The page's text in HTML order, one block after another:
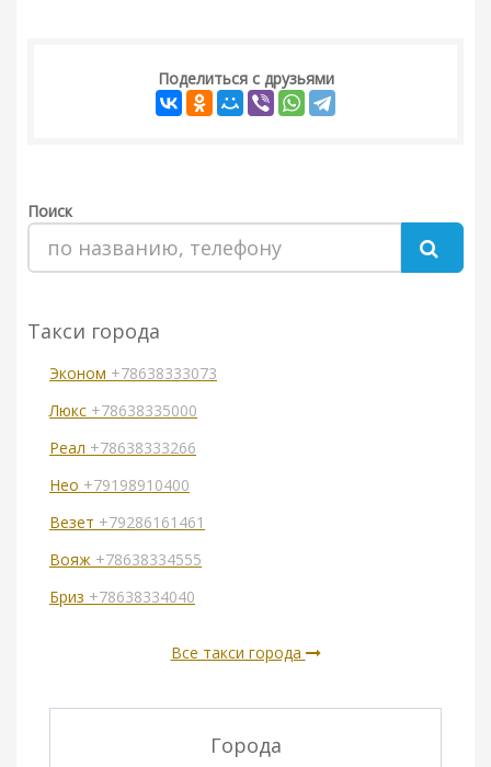
Поделиться с друзьями
Поиск
Такси города
Эконом +78638333073
Люкс +78638335000
Реал +78638333266
Нео +79198910400
Везет +79286161461
Вояж +78638334555
Бриз +78638334040
Все такси города
Города